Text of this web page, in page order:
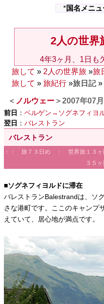
*国名メニュ
2人の世界
4年3ヶ月、1日も
旅して » 2人の世界旅 »旅
旅して » 旅紀行 »旅日記 »
＜ ノルウェー ＞2007年07
前日 ： ベルゲン→ソグネフィヨ
翌日 ： バレストラン
バレストラン
：： 旅７３日め ： 世界旅１３
３５
■ソグネフィヨルドに滞在
バレストランBalestrandは、ソ
さな港町です。ここのキャンプ
えていて、居心地が満点です。